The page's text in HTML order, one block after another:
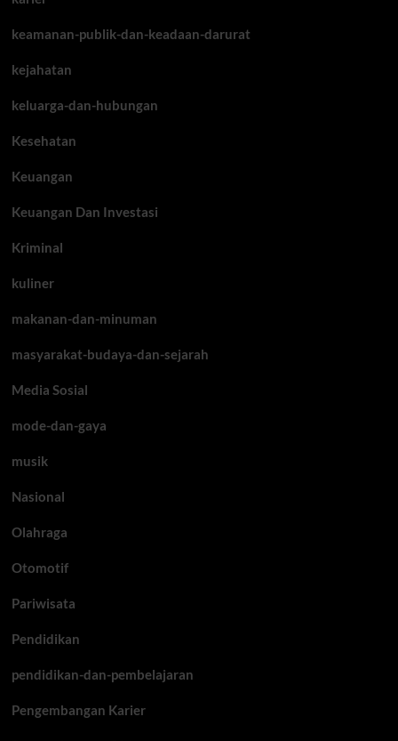
keamanan-publik-dan-keadaan-darurat
kejahatan
keluarga-dan-hubungan
Kesehatan
Keuangan
Keuangan Dan Investasi
Kriminal
kuliner
makanan-dan-minuman
masyarakat-budaya-dan-sejarah
Media Sosial
mode-dan-gaya
musik
Nasional
Olahraga
Otomotif
Pariwisata
Pendidikan
pendidikan-dan-pembelajaran
Pengembangan Karier